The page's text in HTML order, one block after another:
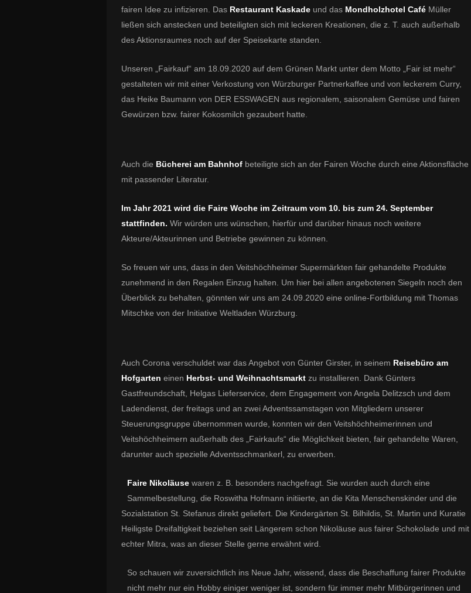
fairen Idee zu infizieren. Das Restaurant Kaskade und das Mondholzhotel Café Müller
ließen sich anstecken und beteiligten sich mit leckeren Kreationen, die z. T. auch außerhalb
des Aktionsraumes noch auf der Speisekarte standen.
Unseren „Fairkauf“ am 18.09.2020 auf dem Grünen Markt unter dem Motto „Fair ist mehr“
gestalteten wir mit einer Verkostung von Würzburger Partnerkaffee und von leckerem Curry,
das Heike Baumann von DER ESSWAGEN aus regionalem, saisonalem Gemüse und fairen
Gewürzen bzw. fairer Kokosmilch gezaubert hatte.
Auch die Bücherei am Bahnhof beteiligte sich an der Fairen Woche durch eine Aktionsfläche
mit passender Literatur.
Im Jahr 2021 wird die Faire Woche im Zeitraum vom 10. bis zum 24. September
stattfinden. Wir würden uns wünschen, hierfür und darüber hinaus noch weitere
Akteure/Akteurinnen und Betriebe gewinnen zu können.
So freuen wir uns, dass in den Veitshöchheimer Supermärkten fair gehandelte Produkte
zunehmend in den Regalen Einzug halten. Um hier bei allen angebotenen Siegeln noch den
Überblick zu behalten, gönnten wir uns am 24.09.2020 eine online-Fortbildung mit Thomas
Mitschke von der Initiative Weltladen Würzburg.
Auch Corona verschuldet war das Angebot von Günter Girster, in seinem Reisebüro am
Hofgarten einen Herbst- und Weihnachtsmarkt zu installieren. Dank Günters
Gastfreundschaft, Helgas Lieferservice, dem Engagement von Angela Delitzsch und dem
Ladendienst, der freitags und an zwei Adventssamstagen von Mitgliedern unserer
Steuerungsgruppe übernommen wurde, konnten wir den Veitshöchheimerinnen und
Veitshöchheimern außerhalb des „Fairkaufs“ die Möglichkeit bieten, fair gehandelte Waren,
darunter auch spezielle Adventsschmankerl, zu erwerben.
Faire Nikoläuse waren z. B. besonders nachgefragt. Sie wurden auch durch eine
Sammelbestellung, die Roswitha Hofmann initiierte, an die Kita Menschenskinder und die
Sozialstation St. Stefanus direkt geliefert. Die Kindergärten St. Bilhildis, St. Martin und Kuratie
Heiligste Dreifaltigkeit beziehen seit Längerem schon Nikoläuse aus fairer Schokolade und mit
echter Mitra, was an dieser Stelle gerne erwähnt wird.
So schauen wir zuversichtlich ins Neue Jahr, wissend, dass die Beschaffung fairer Produkte
nicht mehr nur ein Hobby einiger weniger ist, sondern für immer mehr Mitbürgerinnen und